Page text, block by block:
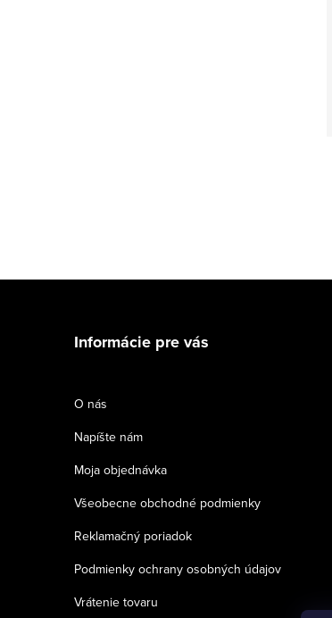
Informácie pre vás
O nás
Napíšte nám
Moja objednávka
Všeobecne obchodné podmienky
Reklamačný poriadok
Podmienky ochrany osobných údajov
Vrátenie tovaru